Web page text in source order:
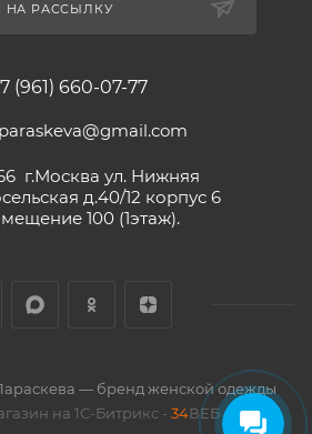
НА РАССЫЛКУ
(961) 660-07-77
г.Москва ул. Нижняя
д.40/12 корпус 6
100 (1этаж).
— бренд женской одежды
на 1С-Битрикс - 34ВЕБ